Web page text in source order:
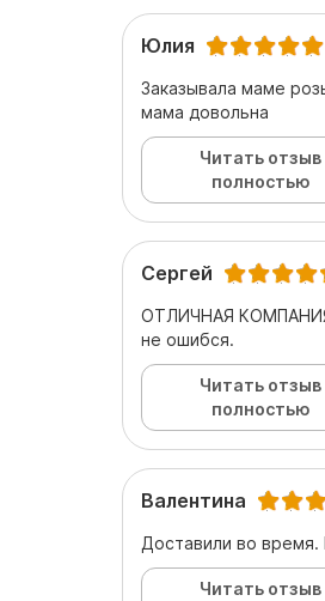
Юлия
Заказывала маме
мама довольна
Читать отзыв
полностью
Сергей
ОТЛИЧНАЯ
не ошибся.
Читать отзыв
полностью
Валентина
Доставили во время.
Читать отзыв